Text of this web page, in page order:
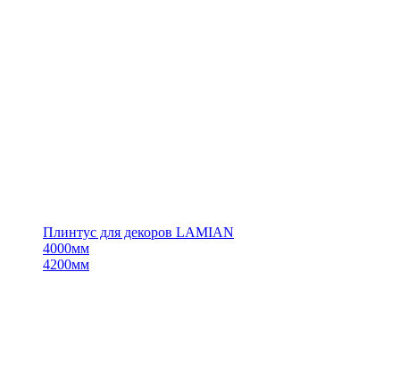
Плинтус для декоров LAMIAN
4000мм
4200мм